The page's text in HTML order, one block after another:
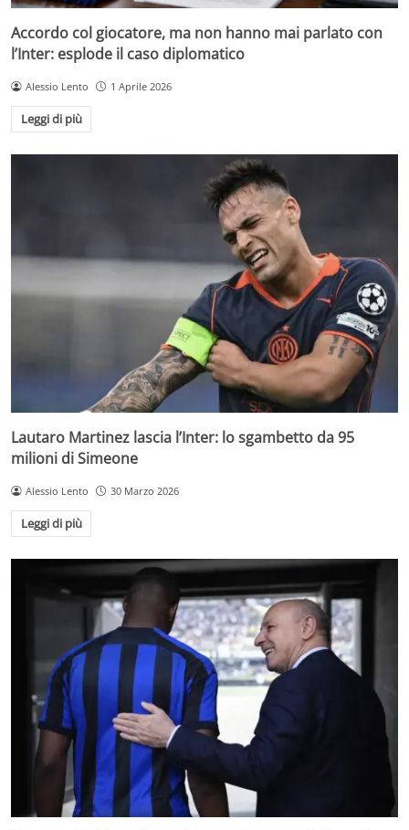
Accordo col giocatore, ma non hanno mai parlato con
l’Inter: esplode il caso diplomatico
Alessio Lento 1 Aprile 2026
Leggi di più
Lautaro Martinez lascia l’Inter: lo sgambetto da 95
milioni di Simeone
Alessio Lento 30 Marzo 2026
Leggi di più